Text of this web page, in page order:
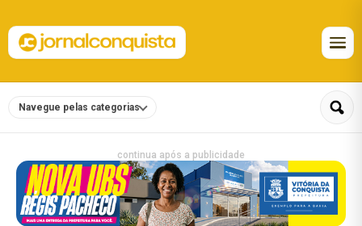
Navegue pelas categorias
continua após a publicidade